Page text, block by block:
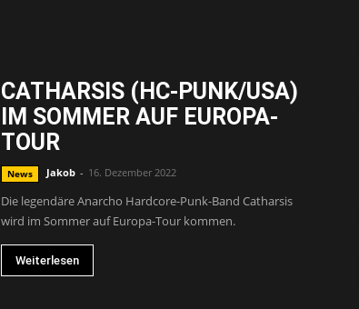
FROM
CATHARSIS (HC-PUNK/USA)
IM SOMMER AUF EUROPA-
TOUR
News Jakob - 16. Dezember 2022
Die legendäre Anarcho Hardcore-Punk-Band Catharsis
wird im Sommer auf Europa-Tour kommen.
Weiterlesen